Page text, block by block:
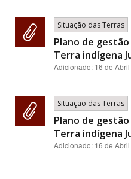
Situação das Terras
Plano de
Terra indígena
Adicionado: 16 de
Situação das Terras
Plano de
Terra indígena
Adicionado: 16 de